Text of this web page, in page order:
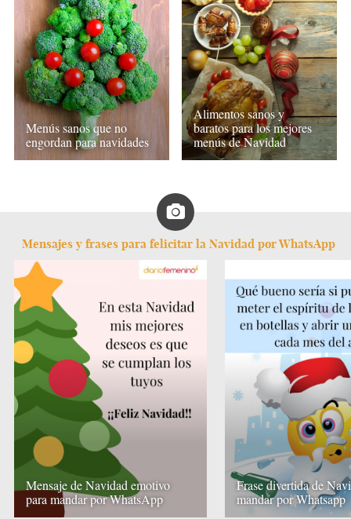
Menús sanos que no
engordan para navidades
Alimentos sanos y
baratos para los mejores
menús de Navidad
Mensajes y frases para felicitar la Navidad por WhatsApp
Mensaje de Navidad emotivo
para mandar por WhatsApp
Frase divertida de
mandar por Whatsapp